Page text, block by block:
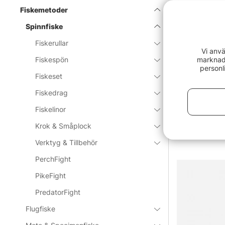
Fiskemetoder
Spinnfiske
Fiskerullar
Fiskespön
Fiskeset
Fiskedrag
Fiskelinor
Krok & Småplock
Verktyg & Tillbehör
PerchFight
PikeFight
PredatorFight
Flugfiske
Spinnfiske
vattnet.
Metoden
Spinnare,
Här finns ett
nischade
som tål
Sortera
Vi